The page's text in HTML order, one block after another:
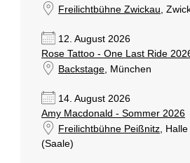
Freilichtbühne Zwickau,
12. August 2026
Rose Tattoo - One Last Ride
Backstage, München
14. August 2026
Amy Macdonald - Sommer 2026
Freilichtbühne Peißnitz, Halle
(Saale)